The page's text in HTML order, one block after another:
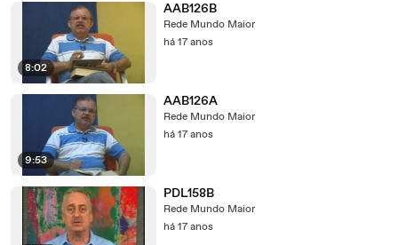
8:02
AAB126B
Rede Mundo Maior
há 17 anos
9:53
AAB126A
Rede Mundo Maior
há 17 anos
PDL158B
Rede Mundo Maior
há 17 anos